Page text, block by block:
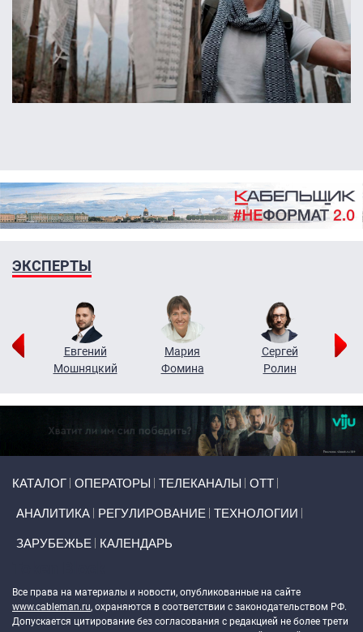
ЭКСПЕРТЫ
Евгений
Мошняцкий
Мария
Фомина
Сергей
Ролин
КАТАЛОГ ОПЕРАТОРЫ ТЕЛЕКАНАЛЫ ОТТ
АНАЛИТИКА РЕГУЛИРОВАНИЕ ТЕХНОЛОГИИ
ЗАРУБЕЖЬЕ КАЛЕНДАРЬ
Все права на материалы и новости, опубликованные на сайте
www.cableman.ru, охраняются в соответствии с законодательством РФ.
Допускается цитирование без согласования с редакцией не более трети